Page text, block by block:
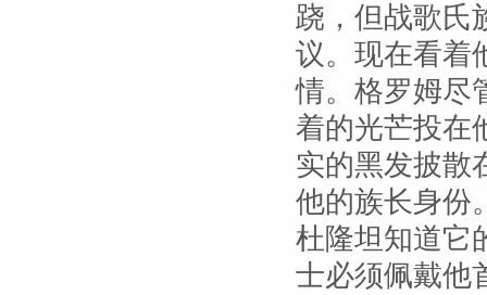
跷，但战歌氏
议。现在看着
情。格罗姆尽
着的光芒投在
实的黑发披散
他的族长身份
杜隆坦知道它
士必须佩戴他